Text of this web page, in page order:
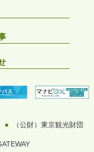
（公財）東京観光財団